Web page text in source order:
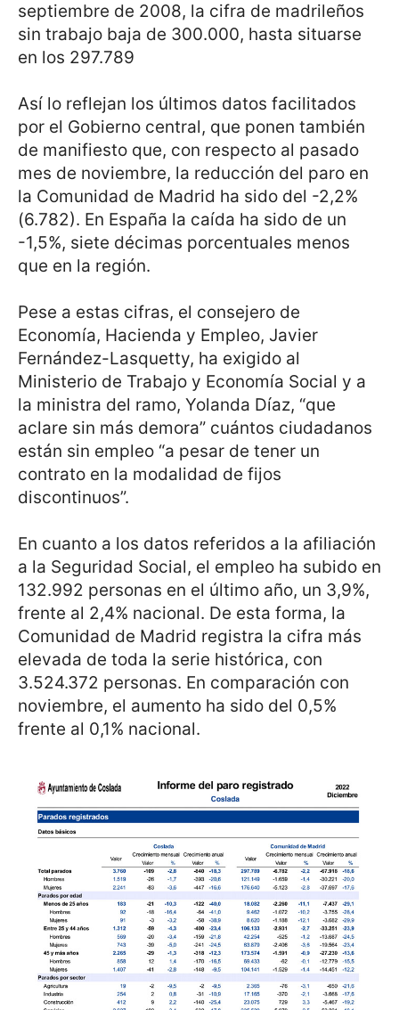
septiembre de 2008, la cifra de madrileños
sin trabajo baja de 300.000, hasta situarse
en los 297.789
Así lo reflejan los últimos datos facilitados
por el Gobierno central, que ponen también
de manifiesto que, con respecto al pasado
mes de noviembre, la reducción del paro en
la Comunidad de Madrid ha sido del -2,2%
(6.782). En España la caída ha sido de un
-1,5%, siete décimas porcentuales menos
que en la región.
Pese a estas cifras, el consejero de
Economía, Hacienda y Empleo, Javier
Fernández-Lasquetty, ha exigido al
Ministerio de Trabajo y Economía Social y a
la ministra del ramo, Yolanda Díaz, “que
aclare sin más demora” cuántos ciudadanos
están sin empleo “a pesar de tener un
contrato en la modalidad de fijos
discontinuos”.
En cuanto a los datos referidos a la afiliación
a la Seguridad Social, el empleo ha subido en
132.992 personas en el último año, un 3,9%,
frente al 2,4% nacional. De esta forma, la
Comunidad de Madrid registra la cifra más
elevada de toda la serie histórica, con
3.524.372 personas. En comparación con
noviembre, el aumento ha sido del 0,5%
frente al 0,1% nacional.